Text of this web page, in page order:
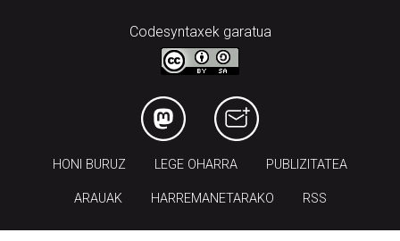
Codesyntaxek garatua
HONI BURUZ LEGE OHARRA PUBLIZITATEA
ARAUAK HARREMANETARAKO RSS